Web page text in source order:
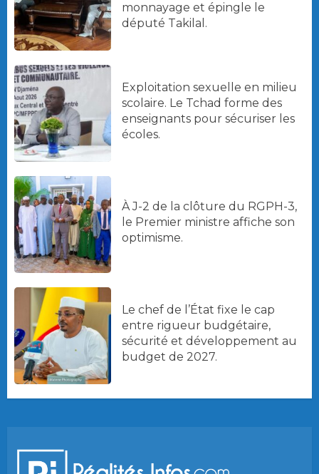
monnayage et épingle le
député Takilal.
Exploitation sexuelle en milieu
scolaire. Le Tchad forme des
enseignants pour sécuriser les
écoles.
À J-2 de la clôture du RGPH-3,
le Premier ministre affiche son
optimisme.
Le chef de l’État fixe le cap
entre rigueur budgétaire,
sécurité et développement au
budget de 2027.